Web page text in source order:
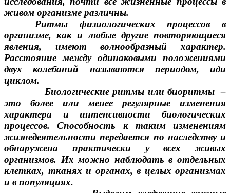
живом организме различны.
Ритмы физиологических процессов в
организме, как и любые другие повторяющиеся
явления, имеют волнообразный характер.
Расстояние между одинаковыми положениями
двух колебаний называются периодом, иди
циклом.
Биологические ритмы или биоритмы –
это более или менее регулярные изменения
характера и интенсивности биологических
процессов. Способность к таким изменениям
жизнедеятельности передается по наследству и
обнаружена практически у всех живых
организмов. Их можно наблюдать в отдельных
клетках, тканях и органах, в целых организмах
и в популяциях.